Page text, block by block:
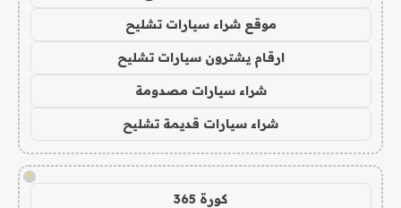
موقع شراء سيارات تشليح
ارقام يشترون سيارات تشليح
شراء سيارات مصدومة
شراء سيارات قديمة تشليح
!
كورة 365